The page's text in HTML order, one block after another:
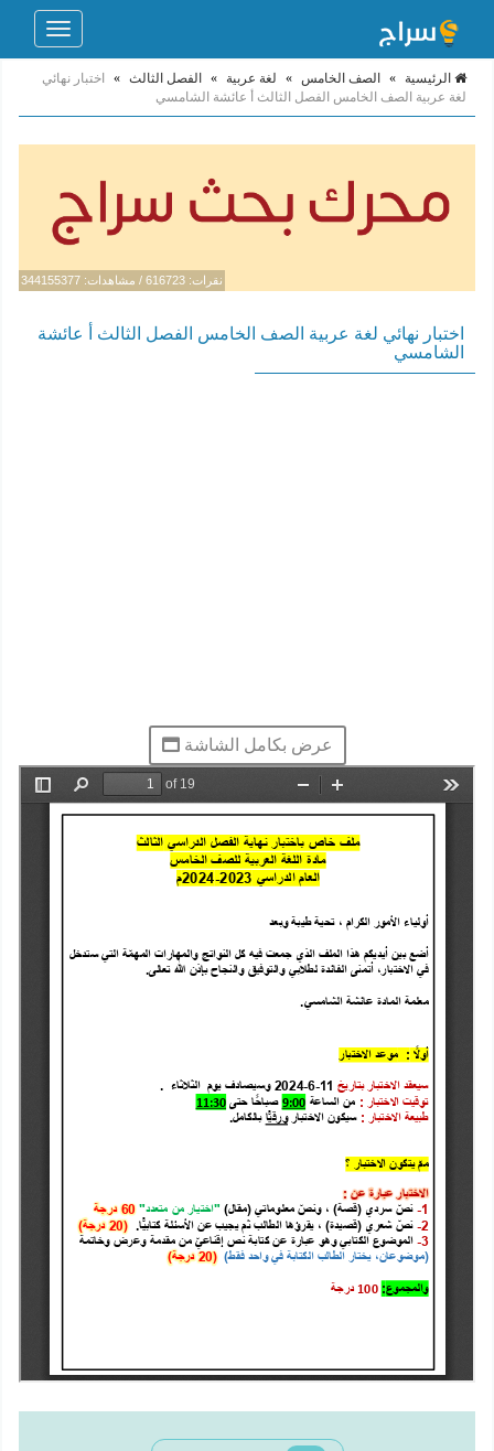
Toggle
الرئيسية » الصف الخامس » لغة عربية » الفصل الثالث »
اختبار نهائي
لغة عربية الصف الخامس الفصل الثالث أ عائشة الشامسي
نقرات: 616723 / مشاهدات: 344155377
اختبار نهائي لغة عربية الصف الخامس الفصل الثالث أ عائشة
الشامسي
عرض بكامل الشاشة